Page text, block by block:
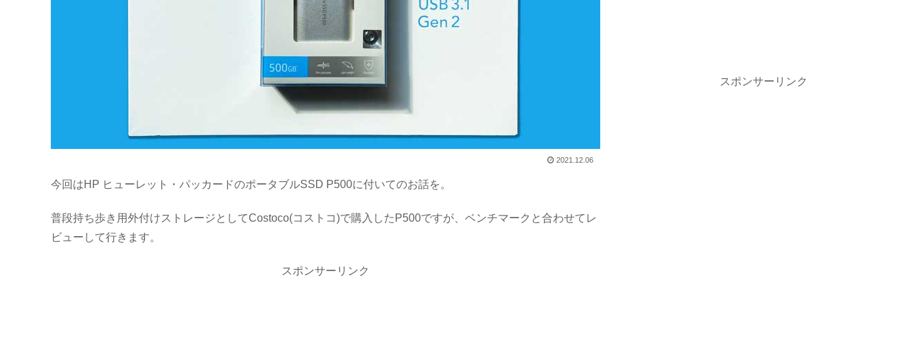
2021.12.06
今回はHP ヒューレット・パッカードのポータブルSSD P500に付いてのお話を。
普段持ち歩き用外付けストレージとしてCostoco(コストコ)で購入したP500ですが、ベンチマークと合わせてレ
ビューして行きます。
スポンサーリンク
スポンサーリンク